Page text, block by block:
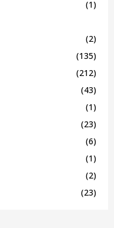
(1)
(2)
(135)
(212)
(43)
(1)
(23)
(6)
(1)
(2)
(23)